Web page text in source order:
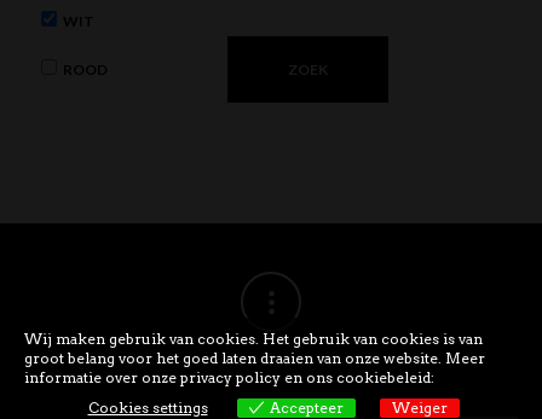
WIT
ROOD
Wij maken gebruik van cookies. Het gebruik van cookies is van
groot belang voor het goed laten draaien van onze website. Meer
informatie over onze privacy policy en ons cookiebeleid:
Cookies settings
Accepteer Weiger